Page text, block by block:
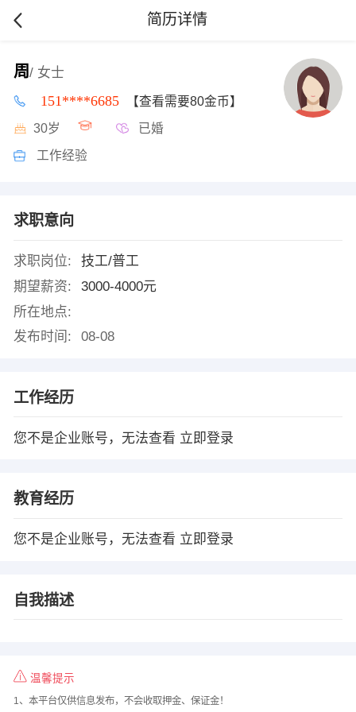
简历详情
周/ 女士
151****6685 【查看需要80金币】
30岁 已婚
工作经验
求职意向
求职岗位:
技工/普工
期望薪资:
3000-4000元
所在地点:
发布时间:
08-08
工作经历
您不是企业账号，无法查看 立即登录
教育经历
您不是企业账号，无法查看 立即登录
自我描述
温馨提示
1、本平台仅供信息发布，不会收取押金、保证金！